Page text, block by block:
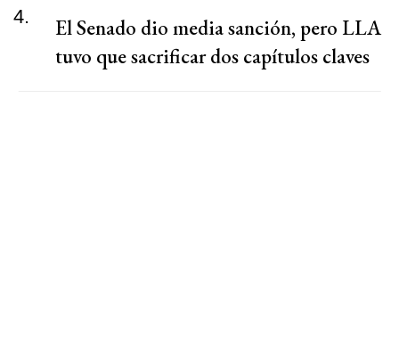
4.
El Senado dio media sanción, pero LLA
tuvo que sacrificar dos capítulos claves